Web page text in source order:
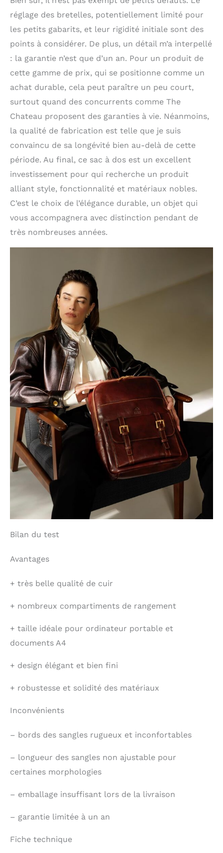
réglage des bretelles, potentiellement limité pour
les petits gabarits, et leur rigidité initiale sont des
points à considérer. De plus, un détail m’a interpellé
: la garantie n’est que d’un an. Pour un produit de
cette gamme de prix, qui se positionne comme un
achat durable, cela peut paraître un peu court,
surtout quand des concurrents comme The
Chateau proposent des garanties à vie. Néanmoins,
la qualité de fabrication est telle que je suis
convaincu de sa longévité bien au-delà de cette
période. Au final, ce sac à dos est un excellent
investissement pour qui recherche un produit
alliant style, fonctionnalité et matériaux nobles.
C’est le choix de l’élégance durable, un objet qui
vous accompagnera avec distinction pendant de
très nombreuses années.
Bilan du test
Avantages
+ très belle qualité de cuir
+ nombreux compartiments de rangement
+ taille idéale pour ordinateur portable et
documents A4
+ design élégant et bien fini
+ robustesse et solidité des matériaux
Inconvénients
– bords des sangles rugueux et inconfortables
– longueur des sangles non ajustable pour
certaines morphologies
– emballage insuffisant lors de la livraison
– garantie limitée à un an
Fiche technique